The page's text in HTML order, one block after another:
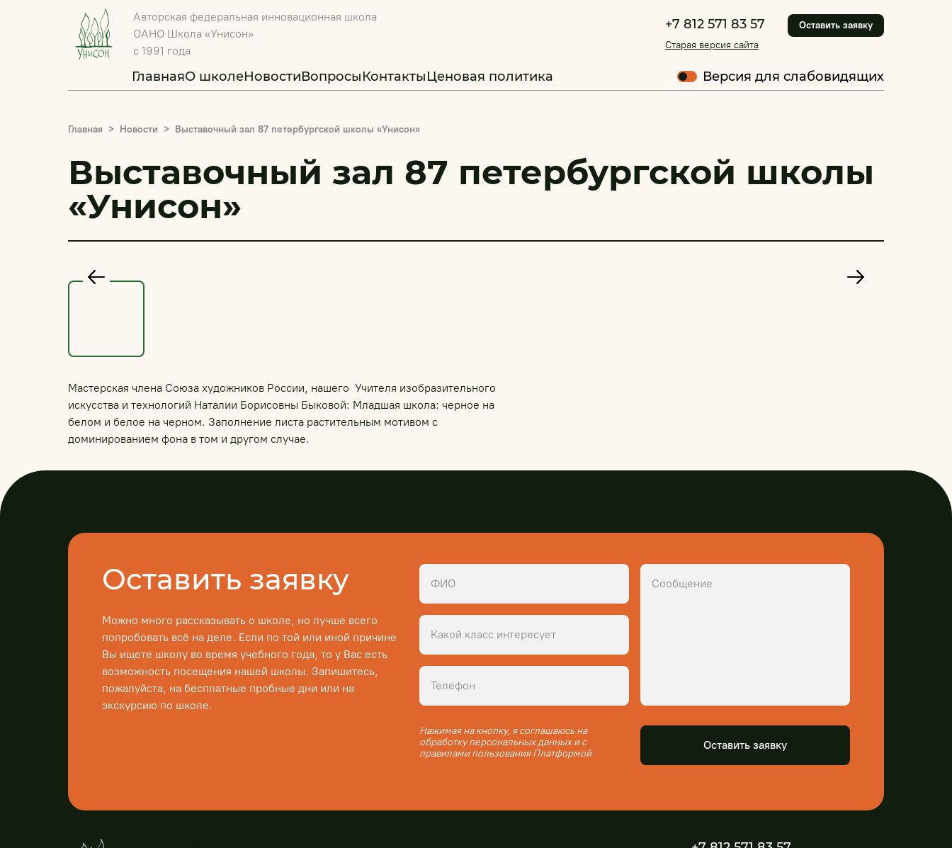
Авторская федеральная инновационная школа
ОАНО Школа «Унисон»
с 1991 года
+7 812 571 83 57
Оставить заявку
Старая версия сайта
ГлавнаяО школеНовостиВопросыКонтактыЦеновая политика Версия для слабовидящих
Главная Новости Выставочный зал 87 петербургской школы «Унисон»
Выставочный зал 87 петербургской школы
«Унисон»
Мастерская члена Союза художников России, нашего Учителя изобразительного
искусства и технологий Наталии Борисовны Быковой: Младшая школа: черное на
белом и белое на черном. Заполнение листа растительным мотивом с
доминированием фона в том и другом случае.
Оставить заявку
Можно много рассказывать о школе, но лучше всего
попробовать всё на деле. Если по той или иной причине
Вы ищете школу во время учебного года, то у Вас есть
возможность посещения нашей школы. Запишитесь,
пожалуйста, на бесплатные пробные дни или на
экскурсию по школе.
Нажимая на кнопку, я соглашаюсь на
обработку персональных данных и с
правилами пользования Платформой
Оставить заявку